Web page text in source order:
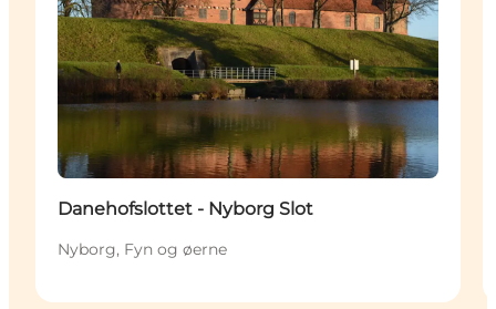
Danehofslottet - Nyborg Slot
Nyborg, Fyn og øerne